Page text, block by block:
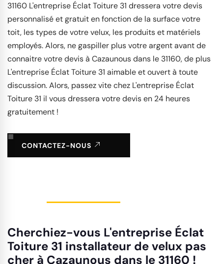
31160 L'entreprise Éclat Toiture 31 dressera votre devis
personnalisé et gratuit en fonction de la surface votre
toit, les types de votre velux, les produits et matériels
employés. Alors, ne gaspiller plus votre argent avant de
connaitre votre devis à Cazaunous dans le 31160, de plus
L'entreprise Éclat Toiture 31 aimable et ouvert à toute
discussion. Alors, passez vite chez L'entreprise Éclat
Toiture 31 il vous dressera votre devis en 24 heures
gratuitement !
CONTACTEZ-NOUS
Cherchiez-vous L'entreprise Éclat
Toiture 31 installateur de velux pas
cher à Cazaunous dans le 31160 !